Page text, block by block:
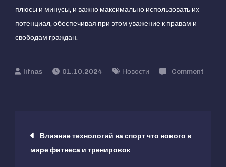
плюсы и минусы, и важно максимально использовать их
потенциал, обеспечивая при этом уважение к правам и
свободам граждан.
01.10.2024 Новости
Comment
Навигация
по
Влияние технологий на спорт что нового в
мире фитнеса и тренировок